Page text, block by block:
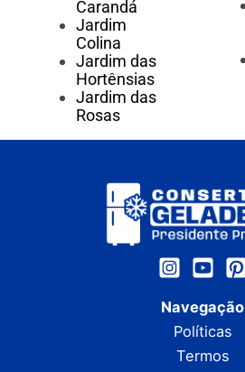
Carandá
Jardim
Colina
Jardim das
Hortênsias
Jardim das
Rosas
Navegação
Políticas
Termos